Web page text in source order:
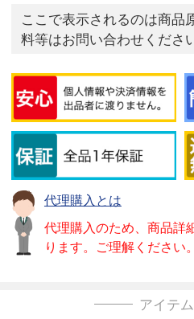
ここで表示されるのは商品
料等はお問い合わせくださ
代理購入とは
代理購入のため、商品詳
ります。ご理解ください。
アイテ